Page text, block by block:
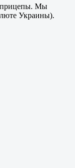
Мы
Украины).